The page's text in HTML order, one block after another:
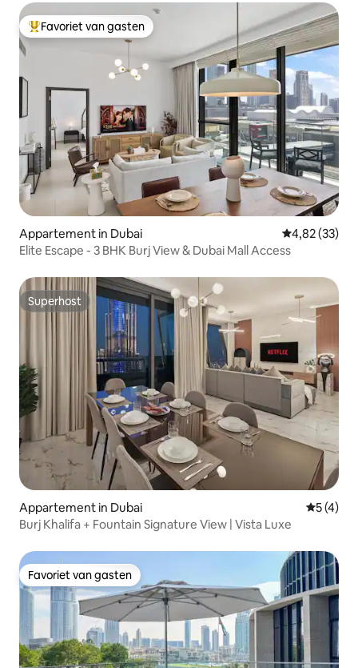
Topfavoriet van gasten
Favoriet van gasten
Appartement in Dubai Gemiddelde
4,82 (33)
Elite Escape - 3 BHK Burj View & Dubai Mall Access
Superhost
Superhost
Appartement in Dubai
5 (4)
Burj Khalifa + Fountain Signature View | Vista Luxe
Favoriet van gasten
Favoriet van gasten